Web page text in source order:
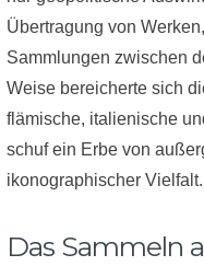
Übertragung von
Sammlungen zwischen
Weise bereicherte sich
flämische, italienische
schuf ein Erbe von
ikonographischer Vielfalt.
Das Sammeln